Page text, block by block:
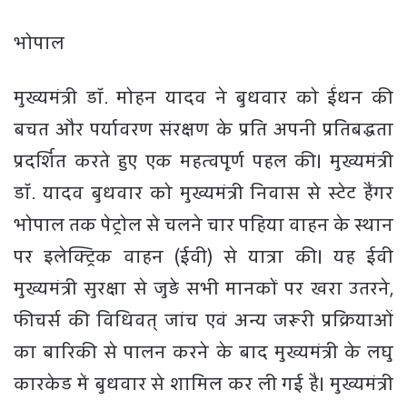
भोपाल
मुख्यमंत्री डॉ. मोहन यादव ने बुधवार को ईंधन की
बचत और पर्यावरण संरक्षण के प्रति अपनी प्रतिबद्धता
प्रदर्शित करते हुए एक महत्वपूर्ण पहल की। मुख्यमंत्री
डॉ. यादव बुधवार को मुख्यमंत्री निवास से स्टेट हैंगर
भोपाल तक पेट्रोल से चलने चार पहिया वाहन के स्थान
पर इलेक्ट्रिक वाहन (ईवी) से यात्रा की। यह ईवी
मुख्यमंत्री सुरक्षा से जुड़े सभी मानकों पर खरा उतरने,
फीचर्स की विधिवत् जांच एवं अन्य जरूरी प्रक्रियाओं
का बारिकी से पालन करने के बाद मुख्यमंत्री के लघु
कारकेड में बुधवार से शामिल कर ली गई है। मुख्यमंत्री